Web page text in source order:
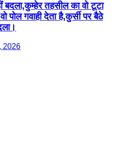
तहसील का वो टूटा
पोल गवाही देता है,कुर्सी पर बैठे
2026